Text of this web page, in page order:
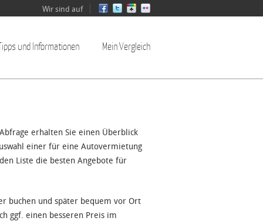
Wir sind auf
und Informationen Mein Vergleich
erhalten Sie einen Überblick
einer für eine Autovermietung
Liste die besten Angebote für
buchen und später bequem vor Ort
ggf. einen besseren Preis im